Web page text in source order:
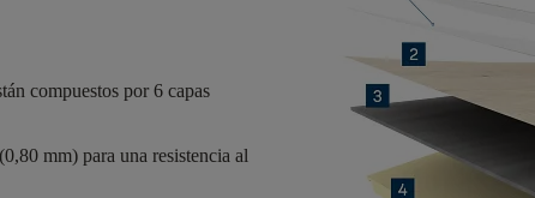
compuestos por 6 capas
mm) para una resistencia al